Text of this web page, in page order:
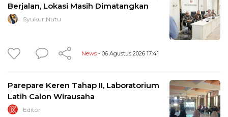
Berjalan, Lokasi Masih Dimatangkan
Syukur Nutu
News - 06 Agustus 2026 17:41
Parepare Keren Tahap II, Laboratorium
Latih Calon Wirausaha
Editor